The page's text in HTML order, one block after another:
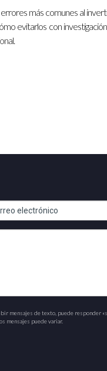
más comunes al
evitarlos con
mensajes de texto, puede responder
mensajes puede variar.